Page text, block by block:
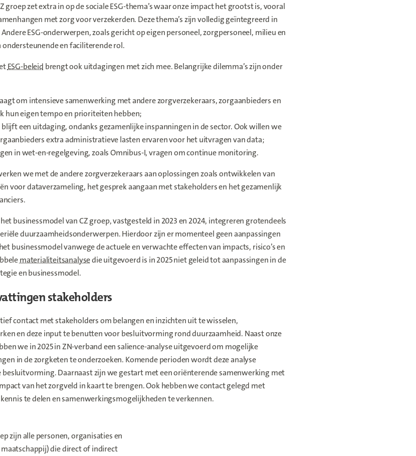
groep zet extra in op de sociale ESG-thema’s waar onze impact het grootst is, vooral
met zorg voor verzekerden. Deze thema’s zijn volledig geïntegreerd in
ESG-onderwerpen, zoals gericht op eigen personeel, zorgpersoneel, milieu en
ondersteunende en faciliterende rol.
ESG-beleid brengt ook uitdagingen met zich mee. Belangrijke dilemma’s zijn onder
om intensieve samenwerking met andere zorgverzekeraars, zorgaanbieders en
hun eigen tempo en prioriteiten hebben;
een uitdaging, ondanks gezamenlijke inspanningen in de sector. Ook willen we
extra administratieve lasten ervaren voor het uitvragen van data;
in wet-en-regelgeving, zoals Omnibus-I, vragen om continue monitoring.
we met de andere zorgverzekeraars aan oplossingen zoals ontwikkelen van
voor dataverzameling, het gesprek aangaan met stakeholders en het gezamenlijk
businessmodel van CZ groep, vastgesteld in 2023 en 2024, integreren grotendeels
duurzaamheidsonderwerpen. Hierdoor zijn er momenteel geen aanpassingen
businessmodel vanwege de actuele en verwachte effecten van impacts, risico’s en
materialiteitsanalysedie uitgevoerd is in 2025 niet geleid tot aanpassingen in de
en businessmodel.
stakeholders
contact met stakeholders om belangen en inzichten uit te wisselen,
en deze input te benutten voor besluitvorming rond duurzaamheid. Naast onze
we in 2025 in ZN-verband een salience-analyse uitgevoerd om mogelijke
in de zorgketen te onderzoeken. Komende perioden wordt deze analyse
besluitvorming. Daarnaast zijn we gestart met een oriënterende samenwerking met
van het zorgveld in kaart te brengen. Ook hebben we contact gelegd met
te delen en samenwerkingsmogelijkheden te verkennen.
zijn alle personen, organisaties en
die direct of indirect